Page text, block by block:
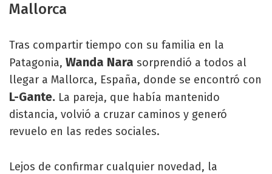
Mallorca
Tras compartir tiempo con su familia en la
Patagonia, Wanda Nara sorprendió a todos al
llegar a Mallorca, España, donde se encontró con
L-Gante. La pareja, que había mantenido
distancia, volvió a cruzar caminos y generó
revuelo en las redes sociales.
Lejos de confirmar cualquier novedad, la